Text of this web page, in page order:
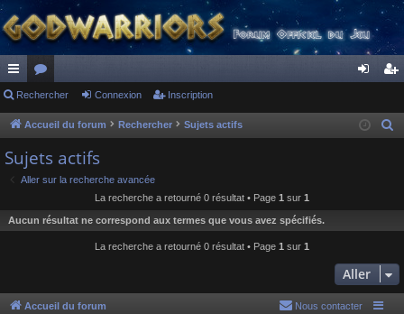
ac
co
ur
ci
or
u
s
ne cri
Rechercher Connexion Inscription
Accueil du forum Rechercher Sujets actifs
h
e
Sujets actifs
Aller sur la recherche avancée
La recherche a retourné 0 résultat • Page 1 sur 1
Aucun résultat ne correspond aux termes que vous avez spécifiés.
La recherche a retourné 0 résultat • Page 1 sur 1
Aller
Accueil du forum Nous contacter